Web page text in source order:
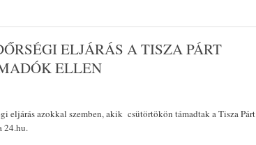
ELJÁRÁS A TISZA PÁRT
ELLEN
eljárás azokkal szemben, akik csütörtökön támadtak a Tisza Párt
24.hu.